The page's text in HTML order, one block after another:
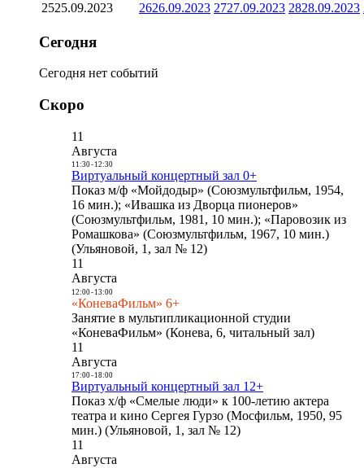
2525.09.2023 2626.09.2023 2727.09.2023 2828.09.2023
Сегодня
Сегодня нет событий
Скоро
11
Августа
11:30- 12:30
Виртуальный концертный зал 0+
Показ м/ф «Мойдодыр» (Союзмультфильм, 1954,
16 мин.); «Ивашка из Дворца пионеров»
(Союзмультфильм, 1981, 10 мин.); «Паровозик из
Ромашкова» (Союзмультфильм, 1967, 10 мин.)
(Ульяновой, 1, зал № 12)
11
Августа
12:00- 13:00
«КоневаФильм» 6+
Занятие в мультипликационной студии
«КоневаФильм» (Конева, 6, читальный зал)
11
Августа
17:00- 18:00
Виртуальный концертный зал 12+
Показ х/ф «Смелые люди» к 100-летию актера
театра и кино Сергея Гурзо (Мосфильм, 1950, 95
мин.) (Ульяновой, 1, зал № 12)
11
Августа